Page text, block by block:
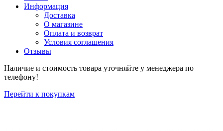
Информация
Доставка
О магазине
Оплата и возврат
Условия соглашения
Отзывы
Наличие и стоимость товара уточняйте у менеджера по
телефону!
Перейти к покупкам